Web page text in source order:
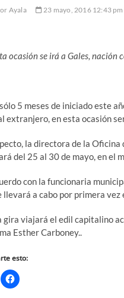
Ayala 23 mayo, 2016 12:43 pm
ocasión se irá a Gales,
5 meses de iniciado este
extranjero, en esta ocasión
la directora de la Oficina
del 25 al 30 de mayo, en el
con la funcionaria
llevará a cabo por primera
gira viajará el edil capitalino
Esther Carboney..
esto: